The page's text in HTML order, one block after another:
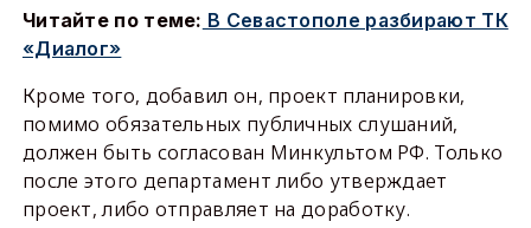
Читайте по теме: В Севастополе разбирают ТК
«Диалог»
Кроме того, добавил он, проект планировки,
помимо обязательных публичных слушаний,
должен быть согласован Минкультом РФ. Только
после этого департамент либо утверждает
проект, либо отправляет на доработку.